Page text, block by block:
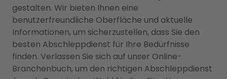
gestalten. Wir bieten Ihnen eine
benutzerfreundliche Oberfläche und aktuelle
Informationen, um sicherzustellen, dass Sie den
besten Abschleppdienst für Ihre Bedürfnisse
finden. Verlassen Sie sich auf unser Online-
Branchenbuch, um den richtigen Abschleppdienst